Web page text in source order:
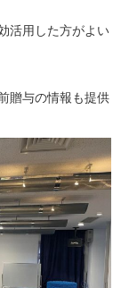
活用した方がよい
贈与の情報も提供